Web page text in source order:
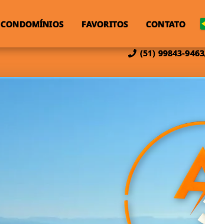
(51) 99843-9463
CONDOMÍNIOS FAVORITOS CONTATO